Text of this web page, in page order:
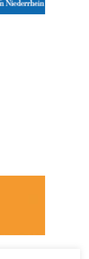
Sie sich